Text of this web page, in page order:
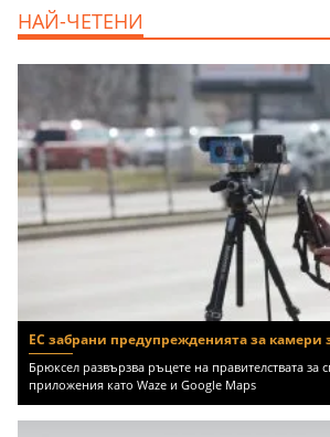
НАЙ-ЧЕТЕНИ
ЕС забрани предупрежденията за камери
Брюксел развързва ръцете на правителствата за
приложения като Waze и Google Maps